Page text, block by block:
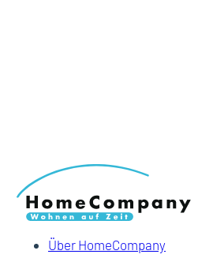
Über HomeCompany